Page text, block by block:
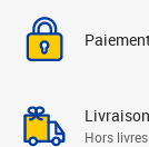
Hors